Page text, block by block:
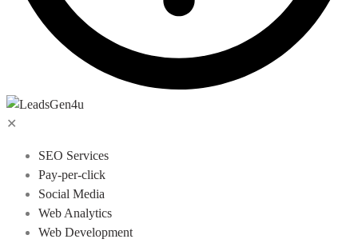
✕
SEO Services
Pay-per-click
Social Media
Web Analytics
Web Development